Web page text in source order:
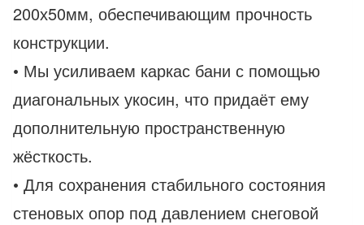
200х50мм, обеспечивающим прочность
конструкции.
• Мы усиливаем каркас бани с помощью
диагональных укосин, что придаёт ему
дополнительную пространственную
жёсткость.
• Для сохранения стабильного состояния
стеновых опор под давлением снеговой